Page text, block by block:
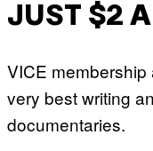
JUST $2
VICE
very best writing
documentaries.